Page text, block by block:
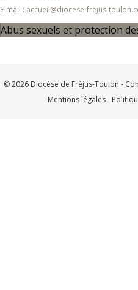
E-mail : accueil@diocese-frejus-
Abus sexuels et protection
© 2026 Diocèse de Fréjus-Toulon -
Mentions légales-